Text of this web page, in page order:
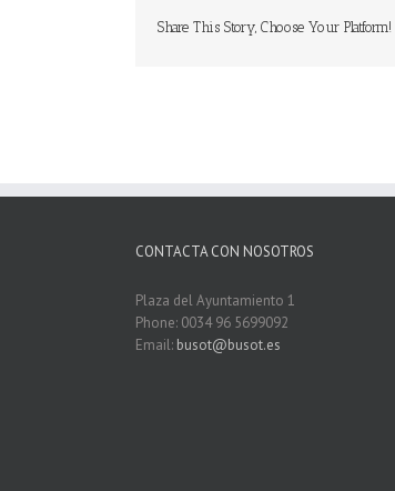
Share This Story, Choose Your Platform!
CONTACTA CON NOSOTROS
Plaza del Ayuntamiento 1
Phone: 0034 96 5699092
Email: busot@busot.es